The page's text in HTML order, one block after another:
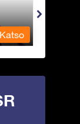
Katso